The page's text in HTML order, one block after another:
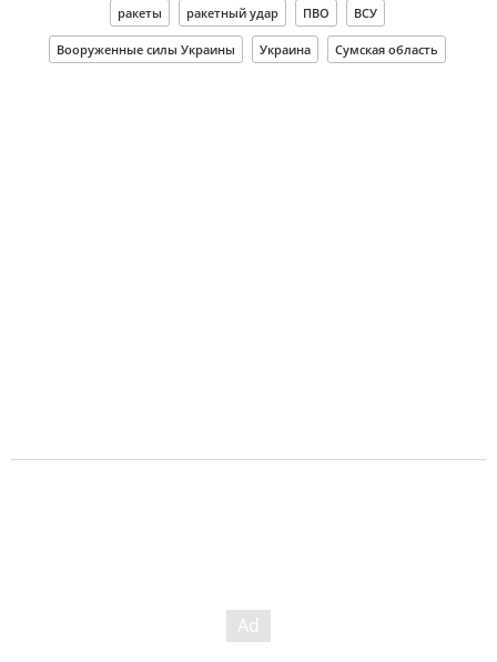
ракеты ракетный удар ПВО ВСУ
Вооруженные силы Украины Украина Сумская область